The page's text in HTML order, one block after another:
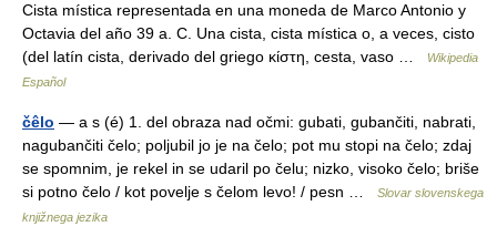
Cista mística representada en una moneda de Marco Antonio y
Octavia del año 39 a. C. Una cista, cista mística o, a veces, cisto
(del latín cista, derivado del griego κίστη, cesta, vaso …
Wikipedia
Español
čêlo — a s (é) 1. del obraza nad očmi: gubati, gubančiti, nabrati,
nagubančiti čelo; poljubil jo je na čelo; pot mu stopi na čelo; zdaj
se spomnim, je rekel in se udaril po čelu; nizko, visoko čelo; briše
si potno čelo / kot povelje s čelom levo! / pesn …
Slovar slovenskega
knjižnega jezika